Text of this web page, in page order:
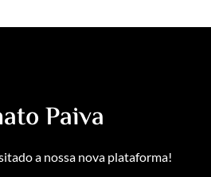
Paiva
a nossa nova plataforma!